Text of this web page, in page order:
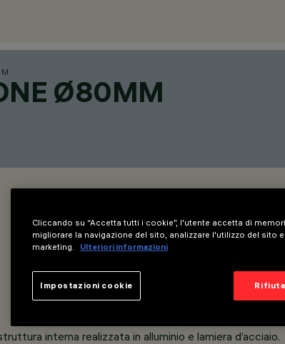
Ø80MM
interna realizzata in alluminio e lamiera d’acciaio.
Cliccando su “Accetta tutti i cookie”, l'utente accetta di
migliorare la navigazione del sito, analizzare l'utilizzo del sito
marketing.
Ulteriori informazioni
Impostazioni cookie